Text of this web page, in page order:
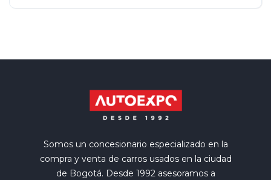
Somos un concesionario especializado en la
compra y venta de carros usados en la ciudad
de Bogotá. Desde 1992 asesoramos a